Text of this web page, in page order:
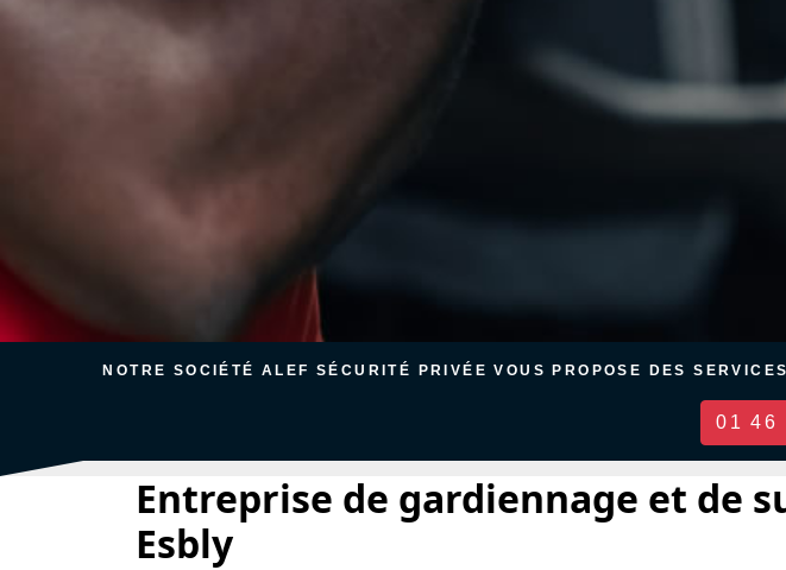
NOTRE SOCIÉTÉ ALEF SÉCURITÉ PRIVÉE VOUS PROPOSE DES
01 46
Entreprise de gardiennage et de
Esbly